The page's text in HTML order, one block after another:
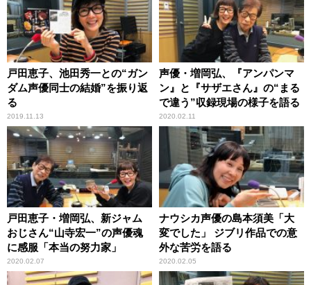
戸田恵子、池田秀一との“ガン
ダム声優同士の結婚”を振り返
る
2019.11.13
声優・増岡弘、『アンパンマ
ン』と『サザエさん』の“まる
で違う”収録現場の様子を語る
2020.02.11
戸田恵子・増岡弘、新ジャム
おじさん“山寺宏一”の声優魂
に感服「本当の努力家」
2020.02.07
ナウシカ声優の島本須美「大
変でした」 ジブリ作品での意
外な苦労を語る
2020.02.05